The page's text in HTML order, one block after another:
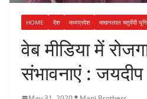
HOME देश मध्यप्रदेश माखनलाल चतुर्वेदी
वेब मीडिया में
संभावनाएं :